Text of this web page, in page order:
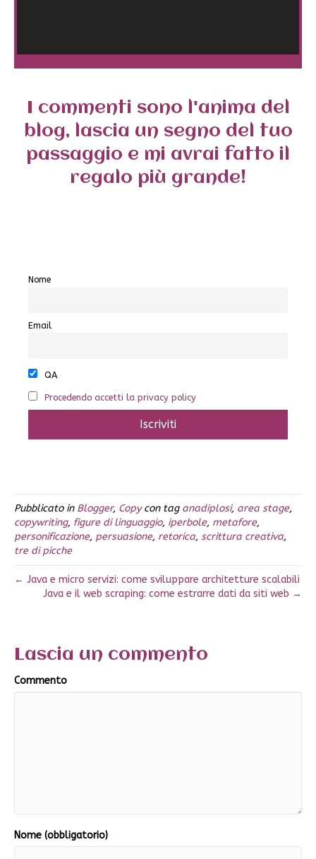
I commenti sono l'anima del
blog, lascia un segno del tuo
passaggio e mi avrai fatto il
regalo più grande!
Nome
Email
QA
Procedendo accetti la privacy policy
Pubblicato in Blogger, Copycon tag anadiplosi, area stage,
copywriting, figure di linguaggio, iperbole, metafore,
personificazione, persuasione, retorica, scrittura creativa,
tre di picche
← Java e micro servizi: come sviluppare architetture scalabili
Java e il web scraping: come estrarre dati da siti web →
Lascia un commento
Commento
Nome (obbligatorio)